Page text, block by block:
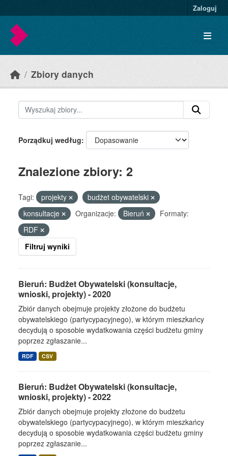
Zaloguj
Zbiory danych
Porządkuj według
Znalezione zbiory: 2
Tagi: projekty
budżet obywatelski
konsultacje
Organizacje: Bieruń
Formaty:
RDF
Filtruj wyniki
Bieruń: Budżet Obywatelski (konsultacje,
wnioski, projekty) - 2020
Zbiór danych obejmuje projekty złożone do budżetu
obywatelskiego (partycypacyjnego), w którym mieszkańcy
decydują o sposobie wydatkowania części budżetu gminy
poprzez zgłaszanie...
RDF CSV
Bieruń: Budżet Obywatelski (konsultacje,
wnioski, projekty) - 2022
Zbiór danych obejmuje projekty złożone do budżetu
obywatelskiego (partycypacyjnego), w którym mieszkańcy
decydują o sposobie wydatkowania części budżetu gminy
poprzez zgłaszanie...